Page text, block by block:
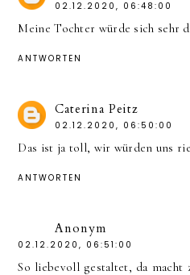
02.12.2020, 06:48:00
Meine Tochter würde sich sehr
ANTWORTEN
Caterina Peitz
02.12.2020, 06:50:00
Das ist ja toll, wir würden uns
ANTWORTEN
Anonym
02.12.2020, 06:51:00
So liebevoll gestaltet, da macht